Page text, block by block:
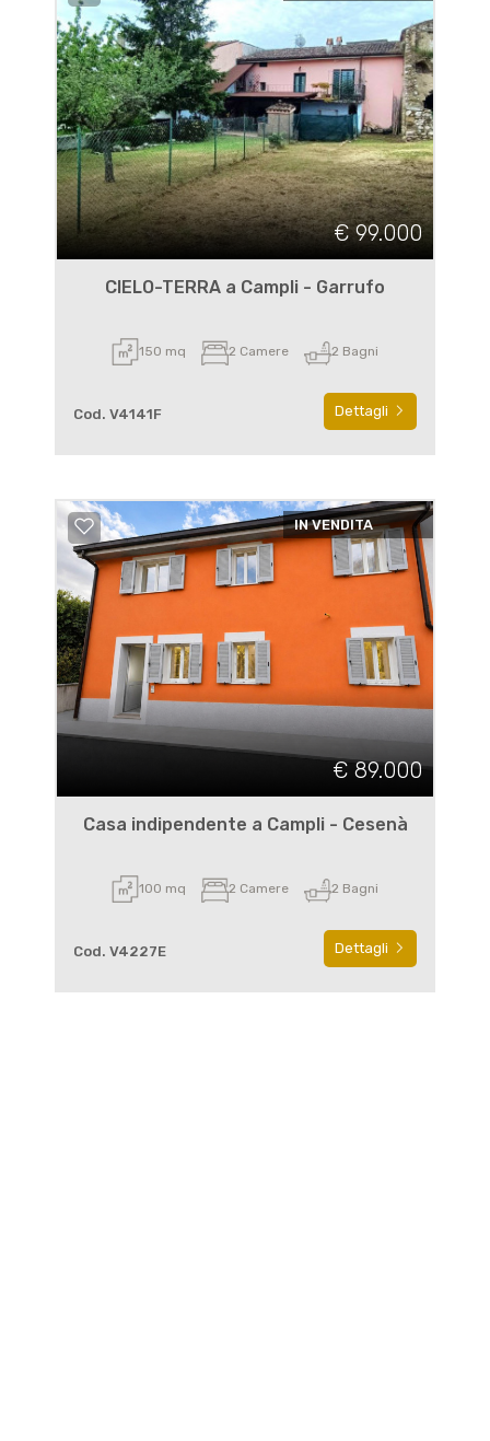
€ 99.000
CIELO-TERRA a Campli - Garrufo
150 mq 2 Camere 2 Bagni
Cod. V4141F Dettagli
IN VENDITA
€ 89.000
Casa indipendente a Campli - Cesenà
100 mq 2 Camere 2 Bagni
Cod. V4227E Dettagli